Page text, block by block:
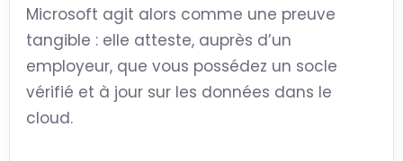
Microsoft agit alors comme une preuve
tangible : elle atteste, auprès d’un
employeur, que vous possédez un socle
vérifié et à jour sur les données dans le
cloud.